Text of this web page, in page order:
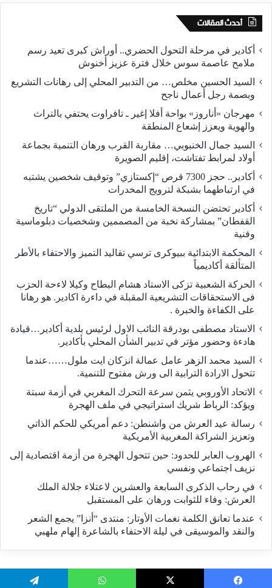
أحدث المقالات
أكادير في مرحلة التحول الحضري.. أوراش كبرى تعيد رسم
ملامح عاصمة سوس خلال فترة عزيز أخنوش
السيد الحسين مخلص… من التدبير المحلي إلى رهانات التشريع
وبصمة رجل أعمال ناجح
مهرجان «أناروز» بواحة أفلا إغير ـ تافراوت يحتفي بالتراث
والهوية ويعزز إشعاع المنطقة
السيد جمال الخنبوبي… مقاربة القرب ورهان التنمية بجماعة
أولاد لمرابط تفتاشت، إقليم الصويرة
أكادير.. حجز 7300 قرص “إكستازي” وتوقيف شخصين يشتبه
في ارتباطهما بشبكة لترويج المخدرات
أكادير تحتضن النسخة الخامسة من الملتقى الدولي “تاريخ
القفطان” بمشاركة نخبة من المصممين وشخصيات دبلوماسية
وفنية
المحكمة الابتدائية ببيوكرى ترسي تقاليد التميز والاحتفاء بالأطر
المتألقة أكاديمياً
الحركة الشعبية تزكى الاستاد هشام البطاح وكيلا لاءحة الحزب
فى الاستحقاقات التشريعية المقبلة في داءرة اكادير. هو رهانا
على الكفاءة والخبرة .
الاستاد مصطفى بودرقة النائب الاول لرئيس بلدية أكادير…قيادة
هادءة وحضور مؤتر في تدبير الشأن المحلي بأكادير.
السيد محمد الزهر عامل عمالة انزكان ايت ملول……عندما
تتحول الارادة الترابية الى ورش مفتوح للتنمية.
الاتحاد الأوروبي يثمن سرعة التحرك المغربي في أزمة سبتة
ويؤكد: الرباط شريك استراتيجي في ملف الهجرة
رسالة عيد العرش من واشنطن: دعم أمريكي للحكم الذاتي
وتعزيز الشراكة المغربية الأمريكية
​الهروب العابر للحدود: حين تتحول الهجرة من أزمة اقتصادية إلى
نزيف اجتماعي ونفسي
في رحاب الذكرى السابعة والعشرين لاعتلاء جلالة الملك
العرش: وفاء للثوابت ورهان على المستقبل
​عندما تعانق الكلمة نغمات الأوتار: منتدى “أنزا” يجمع الشعر
والنقد والموسيقى في ليلة الاحتفاء بالشاعرة إلهام ملهبي